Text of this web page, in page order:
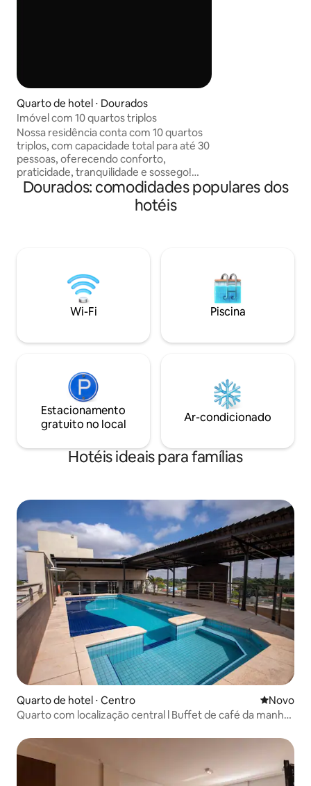
Quarto de hotel ⋅ Dourados
Imóvel com 10 quartos triplos
Nossa residência conta com 10 quartos
triplos, com capacidade total para até 30
pessoas, oferecendo conforto,
praticidade, tranquilidade e sossego!
Cada quarto dispõe de: • TV • Ar-
reserva é feita por quarto (R$140,00).
Dourados: comodidades populares dos
hotéis
Wi-Fi Piscina
Estacionamento
gratuito no local
Ar-condicionado
Hotéis ideais para famílias
Quarto de hotel ⋅ Centro Novo
Novo
Quarto com localização central l Buffet de café da manhã